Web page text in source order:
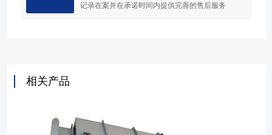
记录在案并在承诺时间内提供完善的售后服务
相关产品